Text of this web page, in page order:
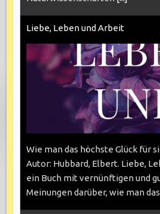
Liebe, Leben und Arbeit
Wie man das höchste Glück für
Autor: Hubbard, Elbert. Liebe,
ein Buch mit vernünftigen und
Meinungen darüber, wie man